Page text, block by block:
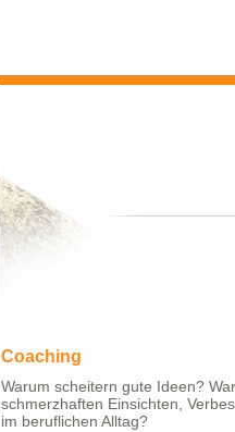
Coaching
Warum scheitern gute Ideen?
schmerzhaften Einsichten,
im beruflichen Alltag?